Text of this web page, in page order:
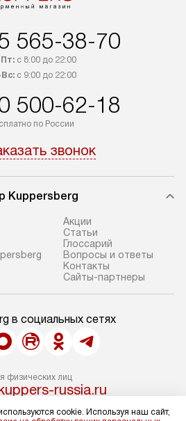
565-38-70
с 8:00 до 22:00
с 9:00 до 22:00
500-62-18
по России
звонок
Kuppersberg
Акции
Cтатьи
Глоссарий
Вопросы и ответы
Контакты
Сайты-партнеры
в социальных сетях
физических лиц
russia.ru
cookie. Используя наш сайт,